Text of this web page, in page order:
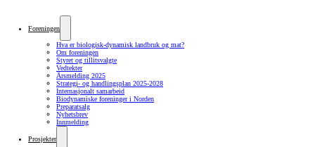
Foreningen
Hva er biologisk-dynamisk landbruk og mat?
Om foreningen
Styret og tillitsvalgte
Vedtekter
Årsmelding 2025
Strategi- og handlingsplan 2025-2028
Internasjonalt samarbeid
Biodynamiske foreninger i Norden
Preparatsalg
Nyhetsbrev
Innmelding
Prosjekter